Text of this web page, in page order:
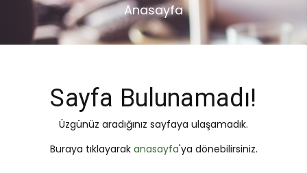
Anasayfa
Sayfa Bulunamadı!
Üzgünüz aradığınız sayfaya ulaşamadık.
Buraya tıklayarak anasayfa'ya dönebilirsiniz.